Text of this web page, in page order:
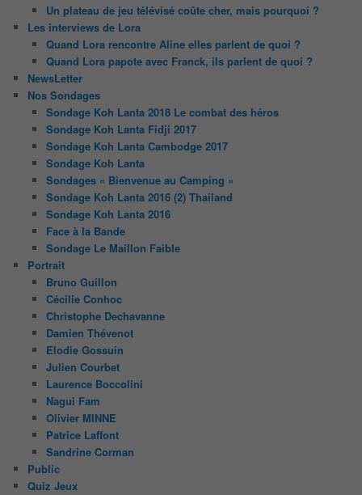
Un plateau de jeu télévisé coûte cher, mais pourquoi ?
Les interviews de Lora
Quand Lora rencontre Aline elles parlent de quoi ?
Quand Lora papote avec Franck, ils parlent de quoi ?
NewsLetter
Nos Sondages
Sondage Koh Lanta 2018 Le combat des héros
Sondage Koh Lanta Fidji 2017
Sondage Koh Lanta Cambodge 2017
Sondage Koh Lanta
Sondages « Bienvenue au Camping »
Sondage Koh Lanta 2016 (2) Thailand
Sondage Koh Lanta 2016
Face à la Bande
Sondage Le Maillon Faible
Portrait
Bruno Guillon
Cécilie Conhoc
Christophe Dechavanne
Damien Thévenot
Elodie Gossuin
Julien Courbet
Laurence Boccolini
Nagui Fam
Olivier MINNE
Patrice Laffont
Sandrine Corman
Public
Quiz Jeux